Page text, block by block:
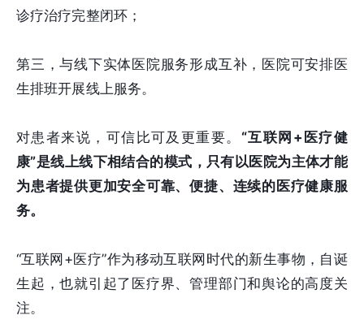
诊疗治疗完整闭环；
第三，与线下实体医院服务形成互补，医院可安排医
生排班开展线上服务。
对患者来说，可信比可及更重要。 “互联网+医疗健
康”是线上线下相结合的模式，只有以医院为主体才能
为患者提供更加安全可靠、便捷、连续的医疗健康服
务。
“互联网+医疗”作为移动互联网时代的新生事物，自诞
生起，也就引起了医疗界、管理部门和舆论的高度关
注。